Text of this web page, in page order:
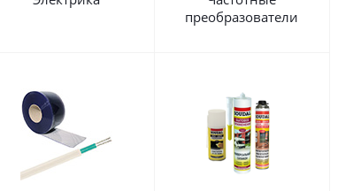
преобразователи